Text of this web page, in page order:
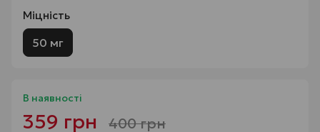
Міцність
50 мг
В наявності
359 грн 400 грн